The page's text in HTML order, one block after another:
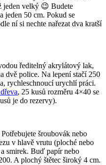
jeden velký 😉 Budete
jeden 50 cm. Pokud se
ní si nechte nařezat dva kratší
ředitelný akrylátový lak,
dvě police. Na lepení stačí 250
rychleschnoucí urychlí práci.
, 25 kusů rozměru 4×40 se
je do rezervy).
šroubovák nebo
v hlavě vrutu (ploché nebo
smirek. Buď papír nebo
A plochý štětec široký 4 cm.